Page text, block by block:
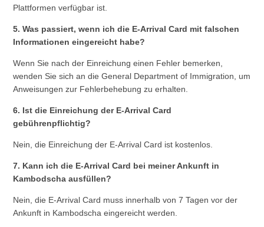
Plattformen verfügbar ist.
5. Was passiert, wenn ich die E-Arrival Card mit falschen
Informationen eingereicht habe?
Wenn Sie nach der Einreichung einen Fehler bemerken,
wenden Sie sich an die General Department of Immigration, um
Anweisungen zur Fehlerbehebung zu erhalten.
6. Ist die Einreichung der E-Arrival Card
gebührenpflichtig?
Nein, die Einreichung der E-Arrival Card ist kostenlos.
7. Kann ich die E-Arrival Card bei meiner Ankunft in
Kambodscha ausfüllen?
Nein, die E-Arrival Card muss innerhalb von 7 Tagen vor der
Ankunft in Kambodscha eingereicht werden.